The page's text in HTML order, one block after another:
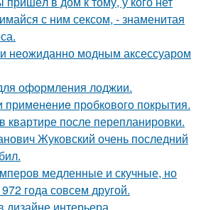
с ним сексом, - знаменитая
неожиданно модным аксессуаром
оформления лоджии.
прoбкoвoгo покрытия.
после перепланировки.
Жуковский очень последний
медленные и скучные, но
года совсем другой.
дизайне интерьера.